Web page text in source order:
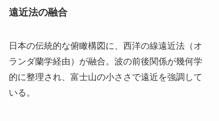
遠近法の融合
日本の伝統的な俯瞰構図に、西洋の線遠近法（オ
ランダ蘭学経由）が融合。波の前後関係が幾何学
的に整理され、富士山の小ささで遠近を強調して
いる。